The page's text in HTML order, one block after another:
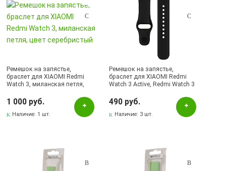
Ремешок на запястье,
браслет для XIAOMI Redmi
Watch 3, миланская петля,
1 000 руб.
Наличие: 1 шт.
Ремешок на запястье,
браслет для XIAOMI Redmi
Watch 3 Active, Redmi Watch 3
490 руб.
Наличие: 3 шт.